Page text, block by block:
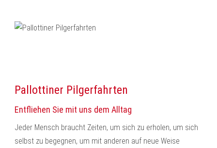
Pallottiner Pilgerfahrten
Entfliehen Sie mit uns dem Alltag
Jeder Mensch braucht Zeiten, um sich zu erholen, um sich
selbst zu begegnen, um mit anderen auf neue Weise